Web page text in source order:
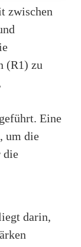
zwischen
(R1) zu
Eine
um die
die
darin,